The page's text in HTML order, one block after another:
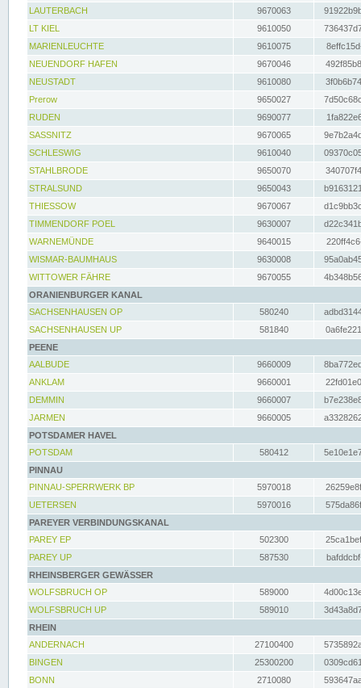
LAUTERBACH
9670063
LT KIEL
9610050
MARIENLEUCHTE
9610075
NEUENDORF HAFEN
9670046
NEUSTADT
9610080
Prerow
9650027
RUDEN
9690077
SASSNITZ
9670065
SCHLESWIG
9610040
STAHLBRODE
9650070
STRALSUND
9650043
THIESSOW
9670067
TIMMENDORF POEL
9630007
WARNEMÜNDE
9640015
WISMAR-BAUMHAUS
9630008
WITTOWER FÄHRE
9670055
ORANIENBURGER KANAL
SACHSENHAUSEN OP
580240
SACHSENHAUSEN UP
581840
PEENE
AALBUDE
9660009
ANKLAM
9660001
DEMMIN
9660007
JARMEN
9660005
POTSDAMER HAVEL
POTSDAM
580412
PINNAU
PINNAU-SPERRWERK BP
5970018
UETERSEN
5970016
PAREYER VERBINDUNGSKANAL
PAREY EP
502300
PAREY UP
587530
RHEINSBERGER GEWÄSSER
WOLFSBRUCH OP
589000
WOLFSBRUCH UP
589010
RHEIN
ANDERNACH
27100400
BINGEN
25300200
BONN
2710080